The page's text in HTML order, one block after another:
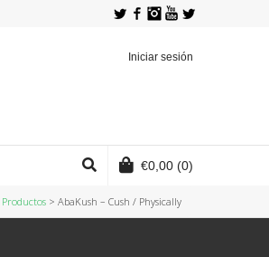
YouTube
Instagram
Facebook
Twitter
Iniciar sesión
€0,00 (0)
Productos > AbaKush ‎– Cush / Physically